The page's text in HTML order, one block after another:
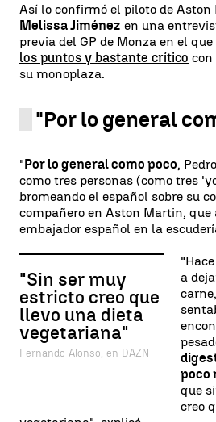
Así lo confirmó el piloto de
Melissa Jiménez en una
previa del GP de Monza en el que
los puntos y bastante crítico con
su monoplaza.
"Por lo general
"Por lo general como poco,
como tres personas (como tres
bromeando el español sobre su
compañero en Aston Martin, que
embajador español en la
"Sin ser muy
estricto creo que
llevo una dieta
vegetariana"
Fernando Alonso, en DAZN
a
poco
que
creo